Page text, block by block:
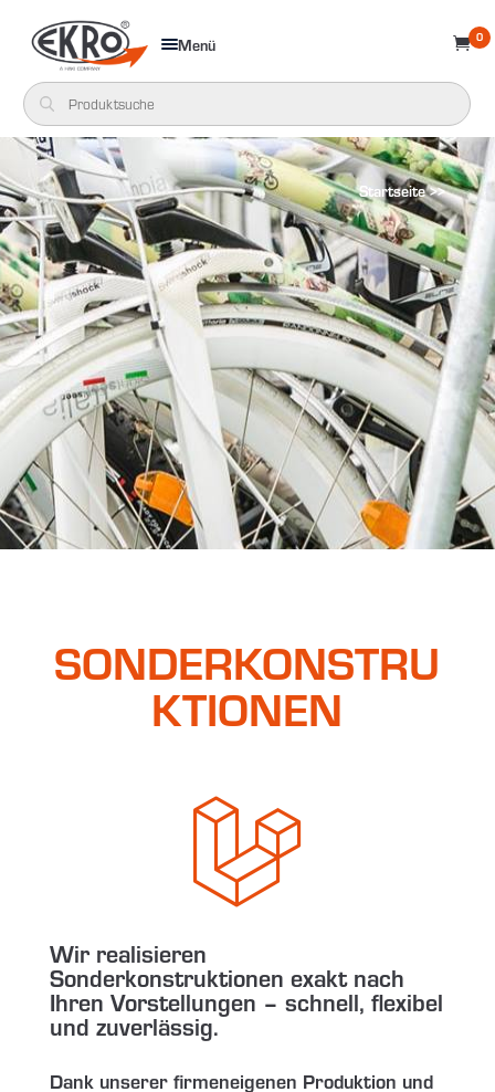
Menü  0
Startseite >>
SONDERKONSTRU
KTIONEN

Wir realisieren
Sonderkonstruktionen exakt nach
Ihren Vorstellungen – schnell, flexibel
und zuverlässig.
Dank unserer firmeneigenen Produktion und